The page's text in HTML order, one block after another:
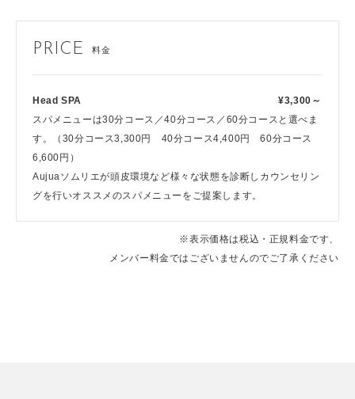
PRICE 料金
Head SPA
¥3,300～
スパメニューは30分コース／40分コース／60分コースと選べま
す。（30分コース3,300円 40分コース4,400円 60分コース
6,600円）
Aujuaソムリエが頭皮環境など様々な状態を診断しカウンセリン
グを行いオススメのスパメニューをご提案します。
※表示価格は税込・正規料金です、
メンバー料金ではございませんのでご了承ください